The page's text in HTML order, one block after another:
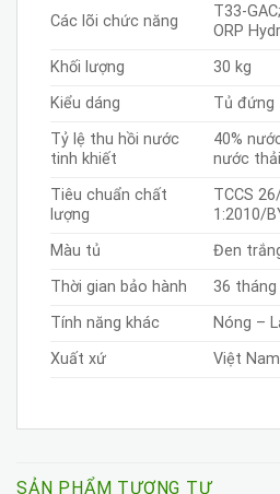
Các lõi chức năng
T33-
ORP
Khối lượng
30 kg
Kiểu dáng
Tủ đứng
Tỷ lệ thu hồi nước
tinh khiết
40%
nước thải
Tiêu chuẩn chất
lượng
TCCS
1:2010/
Màu tủ
Đen
Thời gian bảo hành
36 tháng
Tính năng khác
Nóng –
Xuất xứ
Việt Nam
SẢN PHẨM TƯƠNG TỰ